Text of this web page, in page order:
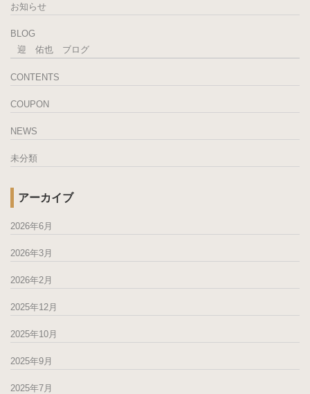
お知らせ
BLOG
迎 佑也 ブログ
CONTENTS
COUPON
NEWS
未分類
アーカイブ
2026年6月
2026年3月
2026年2月
2025年12月
2025年10月
2025年9月
2025年7月